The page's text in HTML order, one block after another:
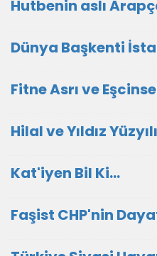
Hutbenin aslı
Dünya Başkenti
Fitne Asrı ve
Hilal ve Yıldız Yüzyılı
Kat'iyen Bil Ki…
Faşist CHP'nin